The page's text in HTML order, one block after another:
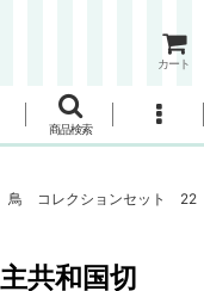
カート
商品検索
鳥 コレクションセット 22
共和国切